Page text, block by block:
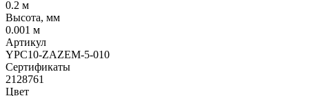
0.2 м
Высота, мм
0.001 м
Артикул
YPC10-ZAZEM-5-010
Сертификаты
2128761
Цвет